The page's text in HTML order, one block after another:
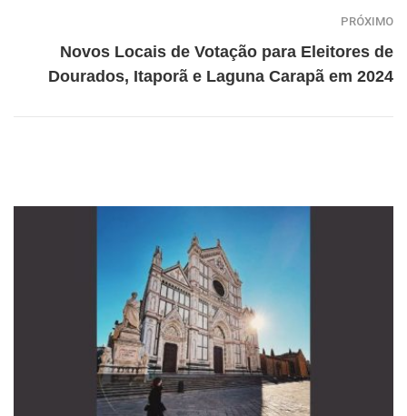
PRÓXIMO
Novos Locais de Votação para Eleitores de
Dourados, Itaporã e Laguna Carapã em 2024